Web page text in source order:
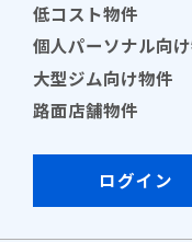
低コスト物件
個人パーソナル向
大型ジム向け物件
路面店舗物件
ログイン